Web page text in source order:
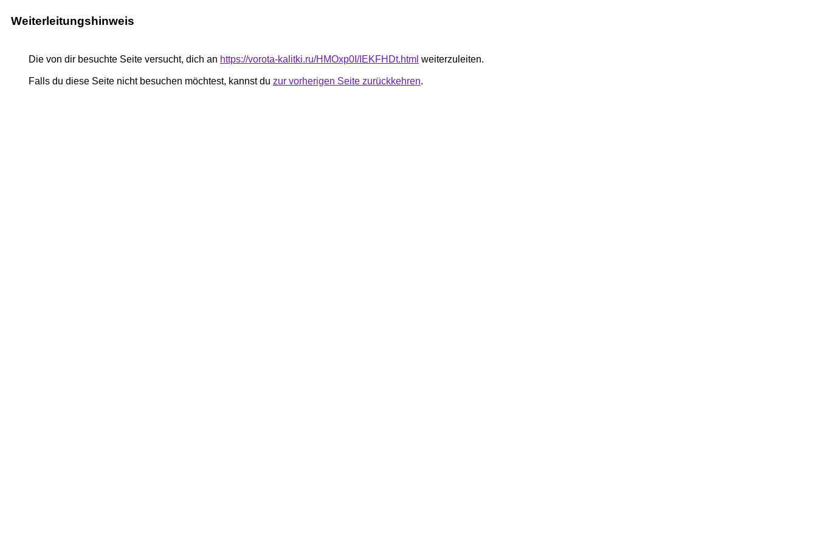
Weiterleitungshinweis
Die von dir besuchte Seite versucht, dich an https://vorota-kalitki.ru/HMOxp0I/IEKFHDt.html weiterzuleiten.
Falls du diese Seite nicht besuchen möchtest, kannst du zur vorherigen Seite zurückkehren.